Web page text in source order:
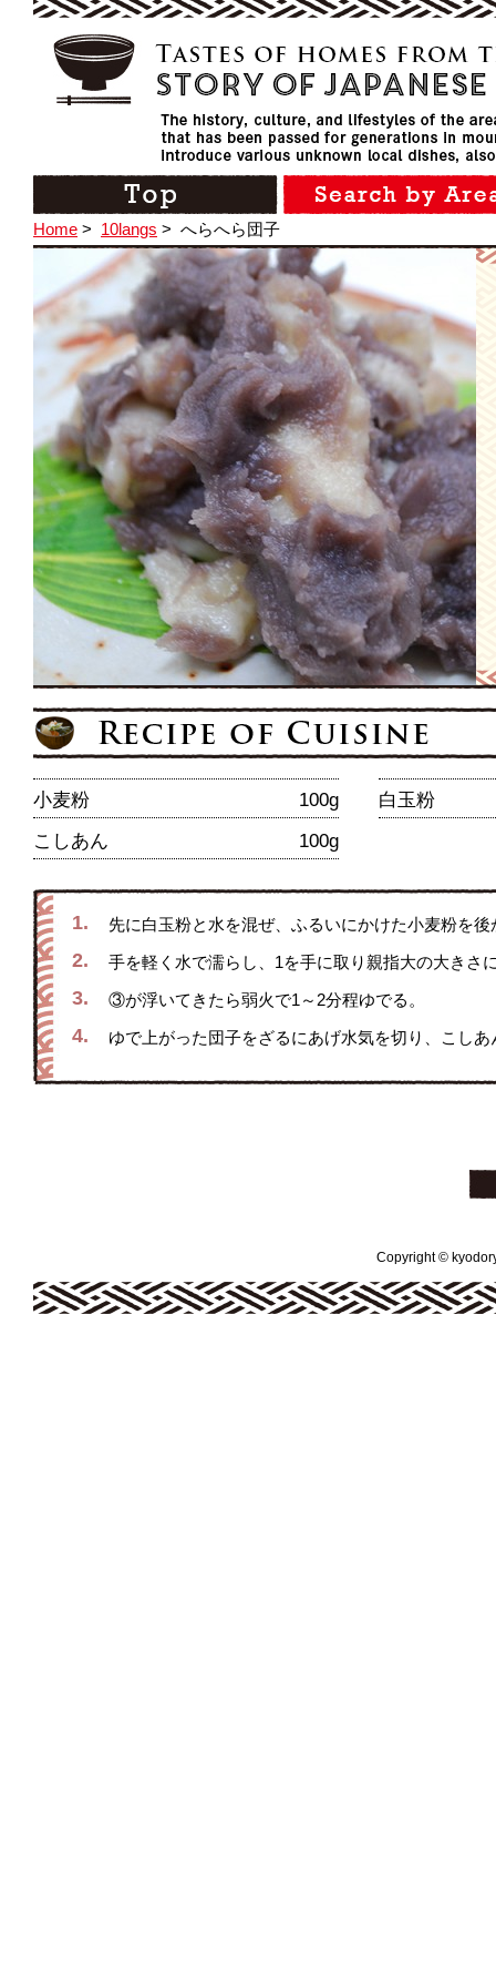
Home > 10langs > へらへら団子
小麦粉 100g
白玉粉
こしあん
100g
1. 先に白玉粉と水を混ぜ、ふるいにかけた小麦粉を
2. 手を軽く水で濡らし、1を手に取り親指大の大きさ
3. ③が浮いてきたら弱火で1～2分程ゆでる。
4. ゆで上がった団子をざるにあげ水気を切り、こし
Copyright ©